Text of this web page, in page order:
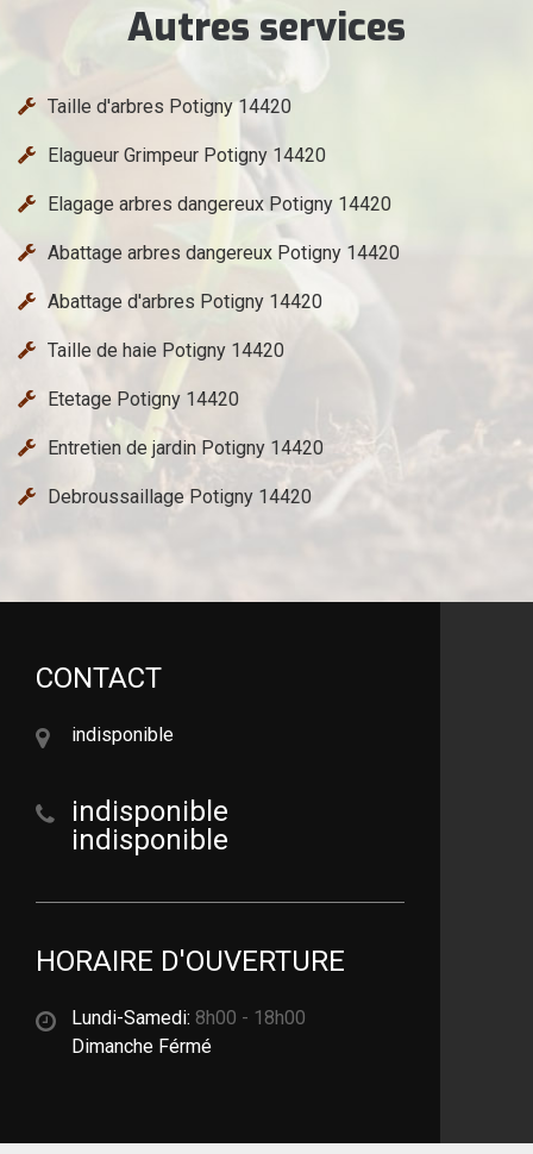
Autres services
Taille d'arbres Potigny 14420
Elagueur Grimpeur Potigny 14420
Elagage arbres dangereux Potigny 14420
Abattage arbres dangereux Potigny 14420
Abattage d'arbres Potigny 14420
Taille de haie Potigny 14420
Etetage Potigny 14420
Entretien de jardin Potigny 14420
Debroussaillage Potigny 14420
CONTACT
indisponible
indisponible
indisponible
HORAIRE D'OUVERTURE
Lundi-Samedi: 8h00 - 18h00
Dimanche Férmé